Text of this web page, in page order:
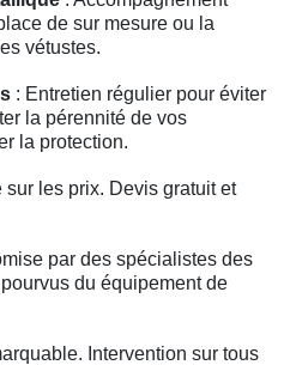
de sur mesure ou la
vétustes.
: Entretien régulier pour éviter
la pérennité de vos
la protection.
sur les prix. Devis gratuit et
par des spécialistes des
du équipement de
Intervention sur tous